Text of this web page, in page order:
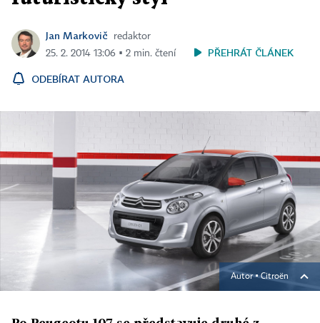
Jan Markovič
redaktor
25. 2. 2014 13:06 ▪ 2 min. čtení
PŘEHRÁT ČLÁNEK
ODEBÍRAT AUTORA
Autor ▪Citroën